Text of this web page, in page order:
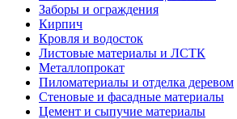
Заборы и ограждения
Кирпич
Кровля и водосток
Листовые материалы и ЛСТК
Металлопрокат
Пиломатериалы и отделка деревом
Стеновые и фасадные материалы
Цемент и сыпучие материалы